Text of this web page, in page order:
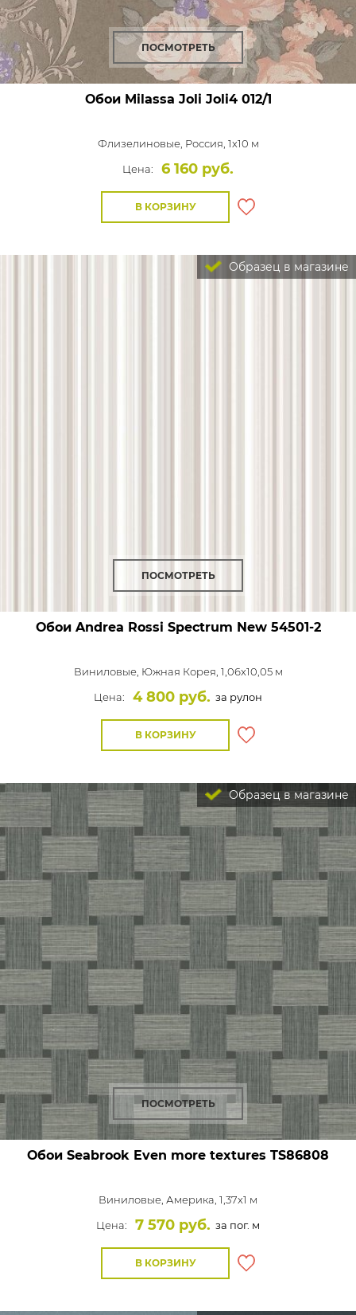
ПОСМОТРЕТЬ
Обои Milassa Joli Joli4 012/1
Флизелиновые, Россия, 1x10 м
Цена:
6 160 руб.
В КОРЗИНУ
Образец в магазине
ПОСМОТРЕТЬ
Обои Andrea Rossi Spectrum New54501-2
Виниловые, Южная Корея, 1,06x10,05 м
Цена:
4 800 руб. за рулон
В КОРЗИНУ
Образец в магазине
ПОСМОТРЕТЬ
Обои Seabrook Even more textures TS86808
Виниловые, Америка, 1,37x1 м
Цена:
7 570 руб. за пог. м
В КОРЗИНУ